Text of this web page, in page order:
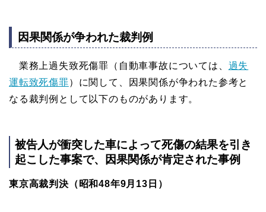
因果関係が争われた裁判例
業務上過失致死傷罪（自動車事故については、 過失
運転致死傷罪）に関して、因果関係が争われた参考と
なる裁判例として以下のものがあります。
被告人が衝突した車によって死傷の結果を引き
起こした事案で、因果関係が肯定された事例
東京高裁判決（昭和48年9月13日）